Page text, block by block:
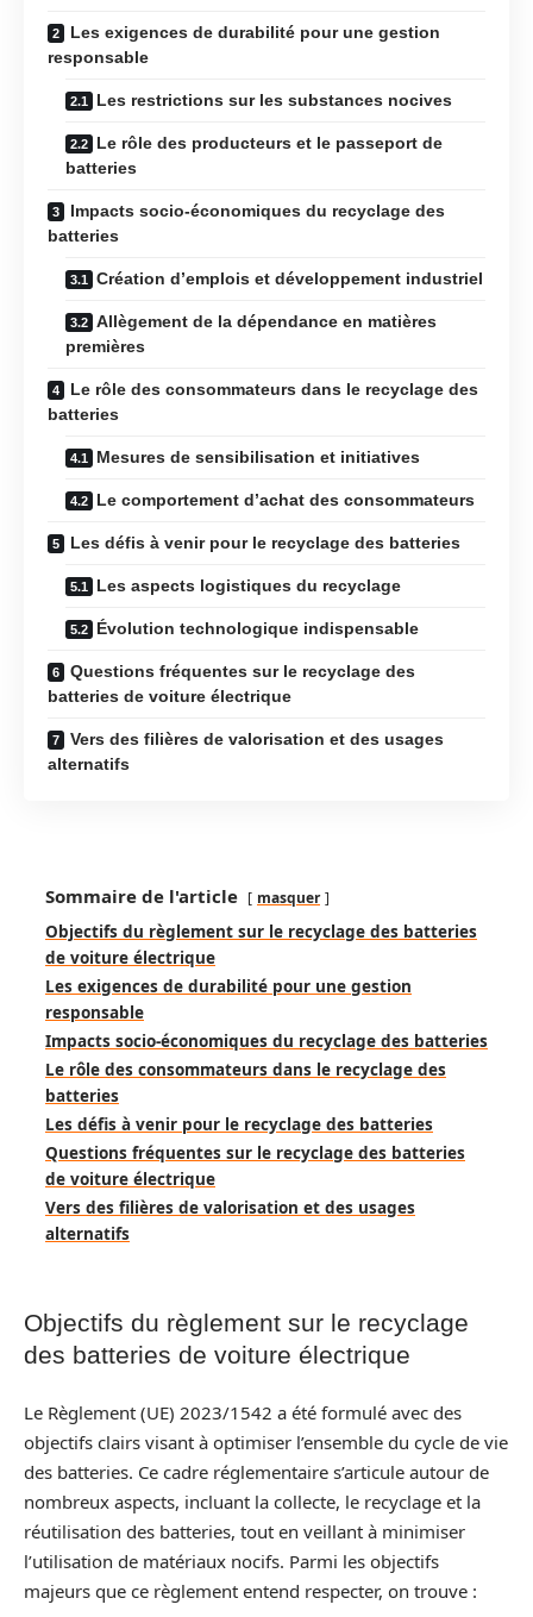
Les exigences de durabilité pour une gestion
responsable
Les restrictions sur les substances nocives
Le rôle des producteurs et le passeport de
batteries
Impacts socio-économiques du recyclage des
batteries
Création d’emplois et développement industriel
Allègement de la dépendance en matières
premières
Le rôle des consommateurs dans le recyclage des
batteries
Mesures de sensibilisation et initiatives
Le comportement d’achat des consommateurs
Les défis à venir pour le recyclage des batteries
Les aspects logistiques du recyclage
Évolution technologique indispensable
Questions fréquentes sur le recyclage des
batteries de voiture électrique
Vers des filières de valorisation et des usages
alternatifs
Sommaire de l'article masquer
Objectifs du règlement sur le recyclage des batteries
de voiture électrique
Les exigences de durabilité pour une gestion
responsable
Impacts socio-économiques du recyclage des batteries
Le rôle des consommateurs dans le recyclage des
batteries
Les défis à venir pour le recyclage des batteries
Questions fréquentes sur le recyclage des batteries
de voiture électrique
Vers des filières de valorisation et des usages
alternatifs
Objectifs du règlement sur le recyclage
des batteries de voiture électrique
Le Règlement (UE) 2023/1542 a été formulé avec des
objectifs clairs visant à optimiser l’ensemble du cycle de vie
des batteries. Ce cadre réglementaire s’articule autour de
nombreux aspects, incluant la collecte, le recyclage et la
réutilisation des batteries, tout en veillant à minimiser
l’utilisation de matériaux nocifs. Parmi les objectifs
majeurs que ce règlement entend respecter, on trouve :